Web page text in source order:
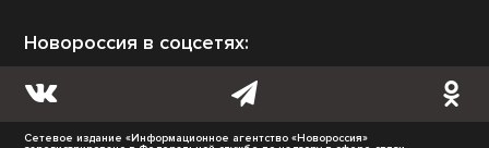
Новороссия в соцсетях:
Сетевое издание «Информационное агентство «Новороссия»